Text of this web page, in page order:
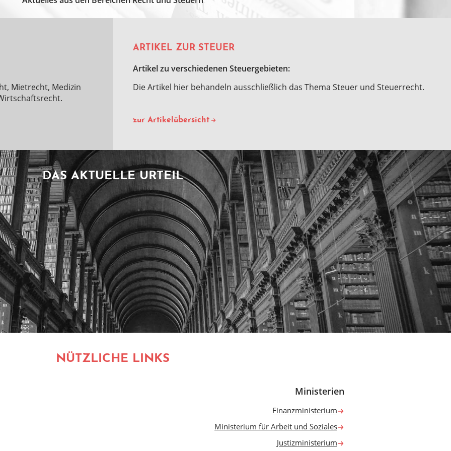
Mietrecht, Medizin
ARTIKEL ZUR STEUER
Artikel zu verschiedenen Steuergebieten:
Die Artikel hier behandeln ausschließlich das Thema Steuer und Steuerrecht.
zur Artikelübersicht
DAS AKTUELLE URTEIL
NÜTZLICHE LINKS
Ministerien
Finanzministerium
Ministerium für Arbeit und Soziales
Justizministerium